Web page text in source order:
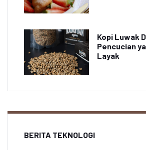
Kopi Luwak
Pencucian
Layak
BERITA TEKNOLOGI